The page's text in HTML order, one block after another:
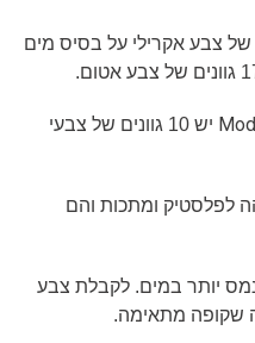
של צבע אקרילי על בסיס מים
יש 10 גוונים של צבעי
לפלסטיק ומתכות והם
יותר במים. לקבלת צבע
שקופה מתאימה.